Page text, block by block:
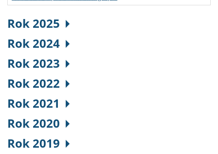
Rok 2025
Rok 2024
Rok 2023
Rok 2022
Rok 2021
Rok 2020
Rok 2019